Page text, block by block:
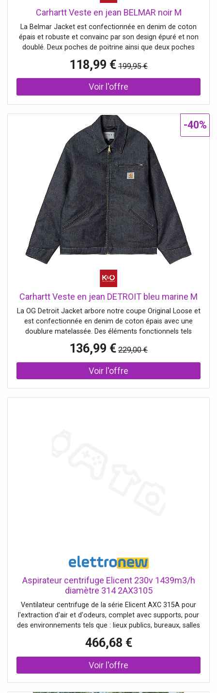
Carhartt Veste en jean BELMAR noir M
La Belmar Jacket est confectionnée en denim de coton
épais et robuste et convainc par son design épuré et non
doublé. Deux poches de poitrine ainsi que deux poches
quotidien. Les coutures à points d'arrêt renforcées et les
rivets sur les zones particulièrement sollicitées
augmentent la durabilité. Les poignets réglables et une
bride réglable au dos permettent un ajustement individuel.
que détail de marque discret. Détails : Veste en jean pour
homme en denim de coton Col Kent Manches longues
avec poignets Se ferme avec une patte de boutonnage
Deux poches de poitrine plaquées Poches latérales Bride
réglable au dos Coupe régulière Uni Nom de la couleur :
Snake Camo Black Heavy Stone Wash Composition :
100% coton
118,99 € 199,95 €
Carhartt Veste en jean DETROIT bleu marine M
La OG Detroit Jacket arbore notre coupe Original Loose et
est confectionnée en denim de coton épais avec une
doublure matelassée. Des éléments fonctionnels tels
qu'une fermeture éclair, deux poches latérales et une
poche poitrine offrent une utilité pratique. Une étiquette
carrée tissée apporte la touche finale au design. Veste en
jean pour homme en denim de coton Col classique
136,99 € 229,00 €
-40%
Aspirateur centrifuge Elicent 230v 1439m3/h
diamètre 314 2AX3105
Ventilateur centrifuge de la série Elicent AXC 315A pour
l'extraction d'air et d'odeurs, complet avec supports, pour
des environnements tels que : lieux publics, bureaux, salles
laboratoires, bars, restaurants, cantines, hottes (avec
filtre), etc.
466,68 €